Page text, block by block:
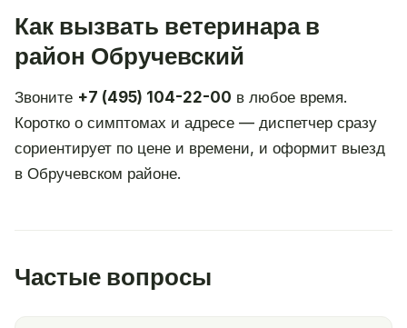
Как вызвать ветеринара в
район Обручевский
Звоните +7 (495) 104-22-00 в любое время.
Коротко о симптомах и адресе — диспетчер сразу
сориентирует по цене и времени, и оформит выезд
в Обручевском районе.
Частые вопросы